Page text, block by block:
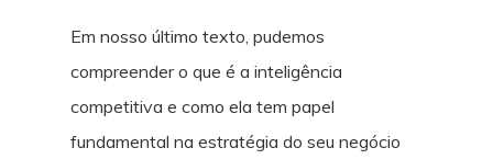
Em nosso último texto, pudemos
compreender o que é a inteligência
competitiva e como ela tem papel
fundamental na estratégia do seu negócio